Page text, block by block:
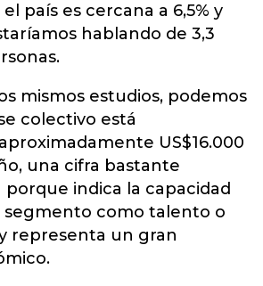
país es cercana a 6,5% y
hablando de 3,3
mismos estudios, podemos
colectivo está
US$16.000
una cifra bastante
indica la capacidad
segmento como talento o
representa un gran